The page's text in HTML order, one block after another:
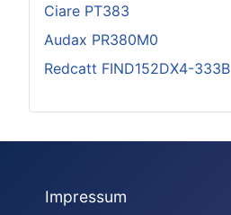
Ciare PT383
Audax PR380M0
Redcatt FIND152DX4-333B
Impressum